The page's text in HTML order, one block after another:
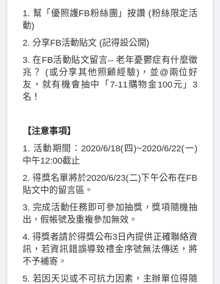
1. 幫「優照護FB粉絲團」按讚 (粉絲限定活
動)
2. 分享FB活動貼文 (記得設公開)
3. 在FB活動貼文留言-- 老年憂鬱症有什麼徵
兆？ (或分享其他照顧經驗)，並@兩位好
友，就有機會抽中「7-11購物金100元」3
名！
【注意事項】
1. 活動期間：2020/6/18(四)~2020/6/22(一)
中午12:00截止
2. 得獎名單將於2020/6/23(二)下午公布在FB
貼文中的留言區。
3. 完成活動任務即可參加抽獎，獎項隨機抽
出，假帳號及重複參加無效。
4. 得獎者請於得獎公布3日內提供正確聯絡資
訊，若資訊錯誤導致禮金序號無法傳送，將
不予補寄。
5. 若因天災或不可抗力因素，主辦單位得隨